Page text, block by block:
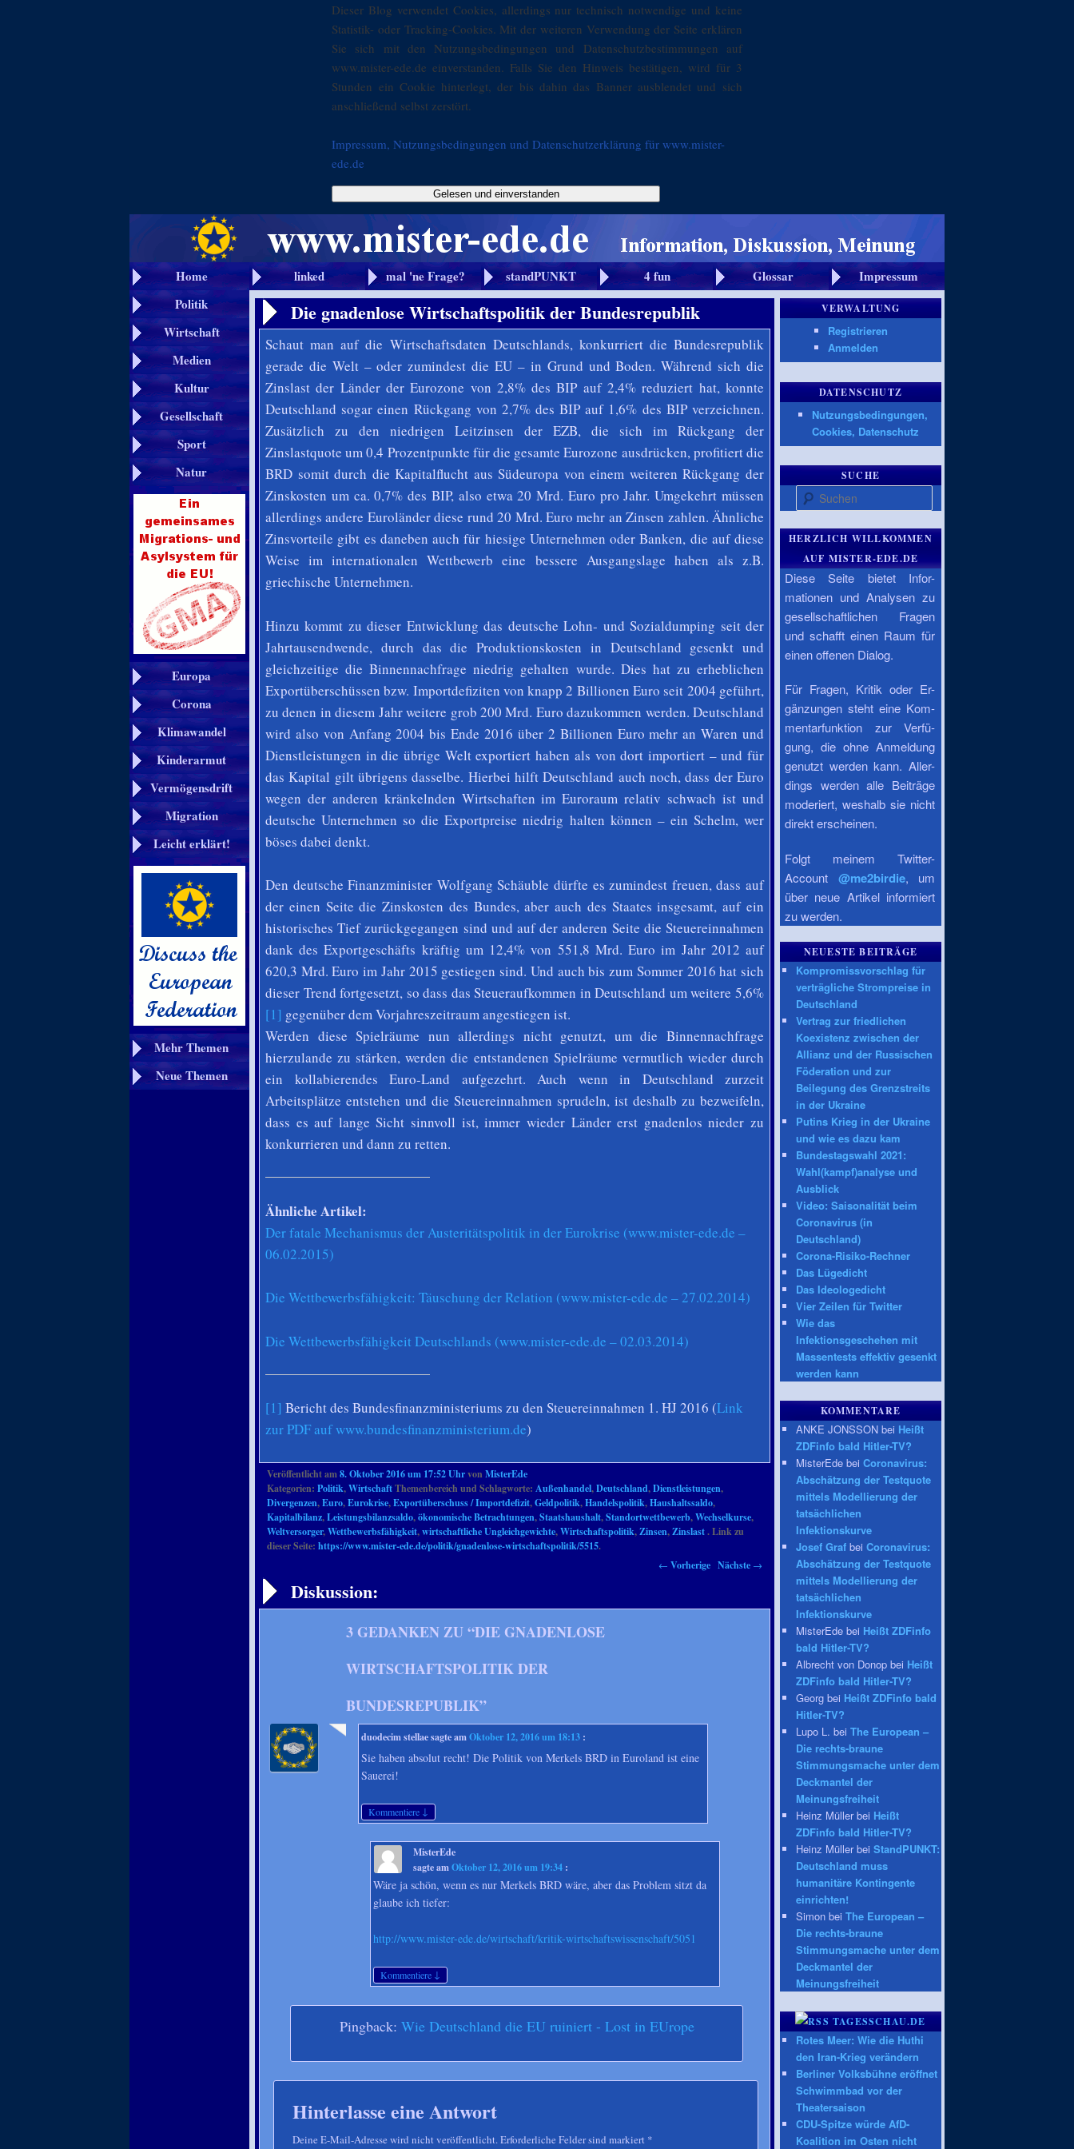
Dieser Blog verwendet Cookies, allerdings nur technisch notwendige und keine
Statistik- oder Tracking-Cookies. Mit der weiteren Verwendung der Seite erklären
Sie sich mit den Nutzungsbedingungen und Datenschutzbestimmungen auf
www.mister-ede.de einverstanden. Falls Sie den Hinweis bestätigen, wird für 3
Stunden ein Cookie hinterlegt, der bis dahin das Banner ausblendet und sich
anschließend selbst zerstört.
Impressum, Nutzungsbedingungen und Datenschutzerklärung für www.mister-
ede.de
Gelesen und einverstanden
Home linked mal 'ne Frage? standPUNKT 4 fun Glossar
Impressum
Politik
Wirtschaft
Medien
Kultur
Gesellschaft
Sport
Natur
Europa
Corona
Klimawandel
Kinderarmut
Vermögensdrift
Migration
Leicht erklärt!
Mehr Themen
Neue Themen
Die gnadenlose Wirtschaftspolitik der Bundesrepublik
Schaut man auf die Wirtschaftsdaten Deutschlands, konkurriert die Bundesrepublik
gerade die Welt – oder zumindest die EU – in Grund und Boden. Während sich die
Zinslast der Länder der Eurozone von 2,8% des BIP auf 2,4% reduziert hat, konnte
Deutschland sogar einen Rückgang von 2,7% des BIP auf 1,6% des BIP verzeichnen.
Zusätzlich zu den niedrigen Leitzinsen der EZB, die sich im Rückgang der
Zinslastquote um 0,4 Prozentpunkte für die gesamte Eurozone ausdrücken, profitiert die
BRD somit durch die Kapitalflucht aus Südeuropa von einem weiteren Rückgang der
Zinskosten um ca. 0,7% des BIP, also etwa 20 Mrd. Euro pro Jahr. Umgekehrt müssen
allerdings andere Euroländer diese rund 20 Mrd. Euro mehr an Zinsen zahlen. Ähnliche
Zinsvorteile gibt es daneben auch für hiesige Unternehmen oder Banken, die auf diese
Weise im internationalen Wettbewerb eine bessere Ausgangslage haben als z.B.
griechische Unternehmen.
Hinzu kommt zu dieser Entwicklung das deutsche Lohn- und Sozialdumping seit der
Jahrtausendwende, durch das die Produktionskosten in Deutschland gesenkt und
gleichzeitige die Binnennachfrage niedrig gehalten wurde. Dies hat zu erheblichen
Exportüberschüssen bzw. Importdefiziten von knapp 2 Billionen Euro seit 2004 geführt,
zu denen in diesem Jahr weitere grob 200 Mrd. Euro dazukommen werden. Deutschland
wird also von Anfang 2004 bis Ende 2016 über 2 Billionen Euro mehr an Waren und
Dienstleistungen in die übrige Welt exportiert haben als von dort importiert – und für
das Kapital gilt übrigens dasselbe. Hierbei hilft Deutschland auch noch, dass der Euro
wegen der anderen kränkelnden Wirtschaften im Euroraum relativ schwach ist und
deutsche Unternehmen so die Exportpreise niedrig halten können – ein Schelm, wer
böses dabei denkt.
Den deutsche Finanzminister Wolfgang Schäuble dürfte es zumindest freuen, dass auf
der einen Seite die Zinskosten des Bundes, aber auch des Staates insgesamt, auf ein
historisches Tief zurückgegangen sind und auf der anderen Seite die Steuereinnahmen
dank des Exportgeschäfts kräftig um 12,4% von 551,8 Mrd. Euro im Jahr 2012 auf
620,3 Mrd. Euro im Jahr 2015 gestiegen sind. Und auch bis zum Sommer 2016 hat sich
dieser Trend fortgesetzt, so dass das Steueraufkommen in Deutschland um weitere 5,6%
[1] gegenüber dem Vorjahreszeitraum angestiegen ist.
Werden diese Spielräume nun allerdings nicht genutzt, um die Binnennachfrage
hierzulande zu stärken, werden die entstandenen Spielräume vermutlich wieder durch
ein kollabierendes Euro-Land aufgezehrt. Auch wenn in Deutschland zurzeit
Arbeitsplätze entstehen und die Steuereinnahmen sprudeln, ist deshalb zu bezweifeln,
dass es auf lange Sicht sinnvoll ist, immer wieder Länder erst gnadenlos nieder zu
konkurrieren und dann zu retten.
Ähnliche Artikel:
Der fatale Mechanismus der Austeritätspolitik in der Eurokrise (www.mister-ede.de –
06.02.2015)
Die Wettbewerbsfähigkeit: Täuschung der Relation (www.mister-ede.de – 27.02.2014)
Die Wettbewerbsfähigkeit Deutschlands (www.mister-ede.de – 02.03.2014)
[1] Bericht des Bundesfinanzministeriums zu den Steuereinnahmen 1. HJ 2016 (Link
zur PDF auf www.bundesfinanzministerium.de)
Veröffentlicht am8. Oktober 2016 um 17:52 Uhrvon MisterEde
Kategorien: Politik,WirtschaftThemenbereich und Schlagworte: Außenhandel,Deutschland,Dienstleistungen,
Divergenzen,Euro,Eurokrise,Exportüberschuss / Importdefizit,Geldpolitik,Handelspolitik,Haushaltssaldo,
Kapitalbilanz,Leistungsbilanzsaldo,ökonomische Betrachtungen,Staatshaushalt,Standortwettbewerb,Wechselkurse,
Weltversorger,Wettbewerbsfähigkeit,wirtschaftliche Ungleichgewichte,Wirtschaftspolitik,Zinsen,Zinslast. Link zu
dieser Seite: https://www.mister-ede.de/politik/gnadenlose-wirtschaftspolitik/5515.
← Vorherige Nächste →
Diskussion:
3 GEDANKEN ZU “DIE GNADENLOSE
WIRTSCHAFTSPOLITIK DER
BUNDESREPUBLIK”
duodecim stellaesagte amOktober 12, 2016 um 18:13 :
Sie haben absolut recht! Die Politik von Merkels BRD in Euroland ist eine
Sauerei!
Kommentiere ↓
MisterEde
sagte amOktober 12, 2016 um 19:34 :
Wäre ja schön, wenn es nur Merkels BRD wäre, aber das Problem sitzt da
glaube ich tiefer:
http://www.mister-ede.de/wirtschaft/kritik-wirtschaftswissenschaft/5051
Kommentiere ↓
Pingback: Wie Deutschland die EU ruiniert - Lost in EUrope
Hinterlasse eine Antwort
Deine E-Mail-Adresse wird nicht veröffentlicht. Erforderliche Felder sind markiert *
VERWALTUNG
Registrieren
Anmelden
DATENSCHUTZ
Nutzungsbedingungen,
Cookies, Datenschutz
SUCHE
Suchen
HERZLICH WILLKOMMEN
AUF MISTER-EDE.DE
Diese Seite bietet Infor-
mationen und Analysen zu
gesellschaftlichen Fragen
und schafft einen Raum für
einen offenen Dialog.
Für Fragen, Kritik oder Er-
gänzungen steht eine Kom-
mentarfunktion zur Verfü-
gung, die ohne Anmeldung
genutzt werden kann. Aller-
dings werden alle Beiträge
moderiert, weshalb sie nicht
direkt erscheinen.
Folgt meinem Twitter-
Account @me2birdie, um
über neue Artikel informiert
zu werden.
NEUESTE BEITRÄGE
Kompromissvorschlag für
verträgliche Strompreise in
Deutschland
Vertrag zur friedlichen
Koexistenz zwischen der
Allianz und der Russischen
Föderation und zur
Beilegung des Grenzstreits
in der Ukraine
Putins Krieg in der Ukraine
und wie es dazu kam
Bundestagswahl 2021:
Wahl(kampf)analyse und
Ausblick
Video: Saisonalität beim
Coronavirus (in
Deutschland)
Corona-Risiko-Rechner
Das Lügedicht
Das Ideologedicht
Vier Zeilen für Twitter
Wie das
Infektionsgeschehen mit
Massentests effektiv gesenkt
werden kann
KOMMENTARE
ANKE JONSSON bei Heißt
ZDFinfo bald Hitler-TV?
MisterEde bei Coronavirus:
Abschätzung der Testquote
mittels Modellierung der
tatsächlichen
Infektionskurve
Josef Graf bei Coronavirus:
Abschätzung der Testquote
mittels Modellierung der
tatsächlichen
Infektionskurve
MisterEde bei Heißt ZDFinfo
bald Hitler-TV?
Albrecht von Donop bei Heißt
ZDFinfo bald Hitler-TV?
Georg bei Heißt ZDFinfo bald
Hitler-TV?
Lupo L. bei The European –
Die rechts-braune
Stimmungsmache unter dem
Deckmantel der
Meinungsfreiheit
Heinz Müller bei Heißt
ZDFinfo bald Hitler-TV?
Heinz Müller bei StandPUNKT:
Deutschland muss
humanitäre Kontingente
einrichten!
Simon bei The European –
Die rechts-braune
Stimmungsmache unter dem
Deckmantel der
Meinungsfreiheit
TAGESSCHAU.DE
Rotes Meer: Wie die Huthi
den Iran-Krieg verändern
Berliner Volksbühne eröffnet
Schwimmbad vor der
Theatersaison
CDU-Spitze würde AfD-
Koalition im Osten nicht